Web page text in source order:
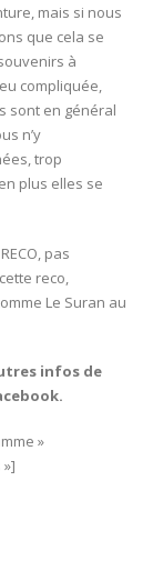
mais si nous
que cela se
à
compliquée,
sont en général
n’y
trop
plus elles se
pas
reco,
Le Suran au
infos de
»